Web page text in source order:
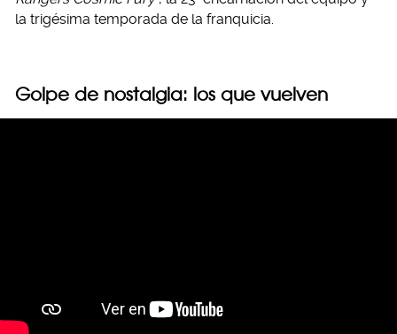
la trigésima temporada de la franquicia.
Golpe de nostalgia: los que vuelven